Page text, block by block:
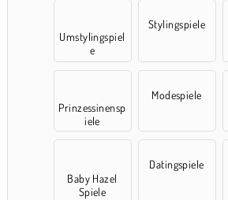
Umstylingspiel
e
Stylingspiele
Prinzessinensp
iele
Modespiele
Baby Hazel
Spiele
Datingspiele